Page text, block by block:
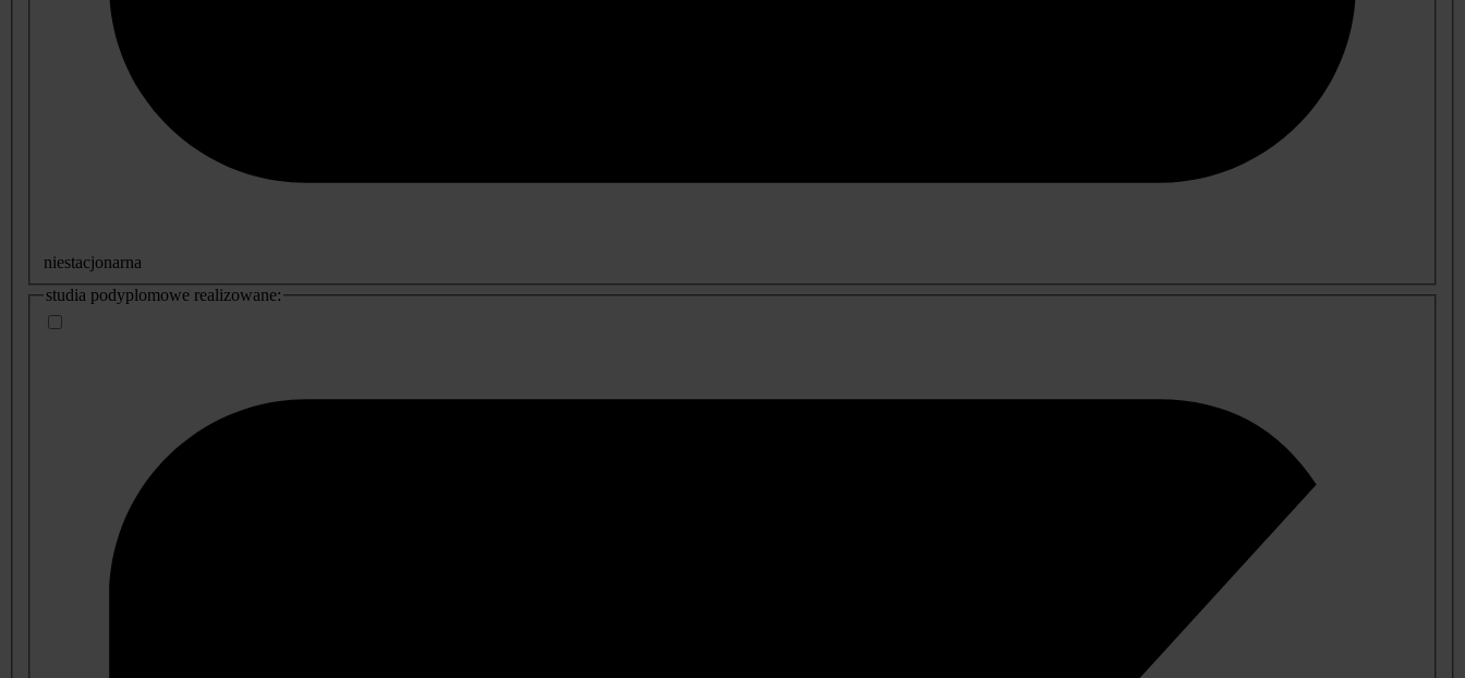
niestacjonarna
studia podyplomowe realizowane: